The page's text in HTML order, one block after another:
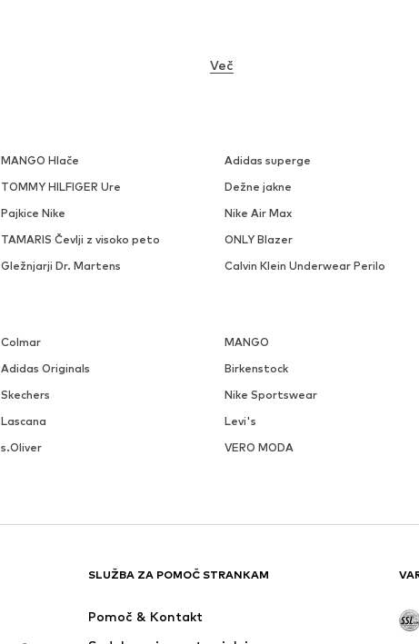
MANGO Hlače Adidas superge
TOMMY HILFIGER Ure Dežne jakne
Pajkice Nike Nike Air Max
TAMARIS Čevlji z visoko peto ONLY Blazer
Gležnjarji Dr. Martens Calvin Klein Underwear Perilo
Colmar MANGO
Adidas Originals Birkenstock
Skechers Nike Sportswear
Lascana Levi's
s.Oliver VERO MODA
SLUŽBA ZA POMOČ STRANKAM
Pomoč & Kontakt
Več